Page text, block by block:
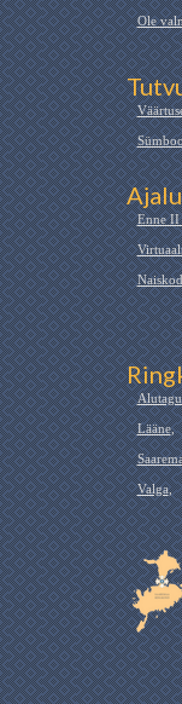
Ole
Enne II
Lääne,
Valga,